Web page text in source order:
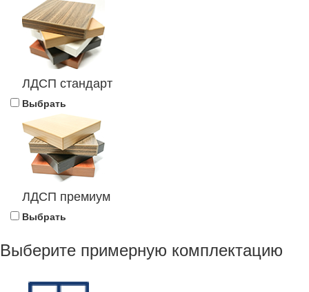
ЛДСП стандарт
Выбрать
ЛДСП премиум
Выбрать
Выберите примерную комплектацию